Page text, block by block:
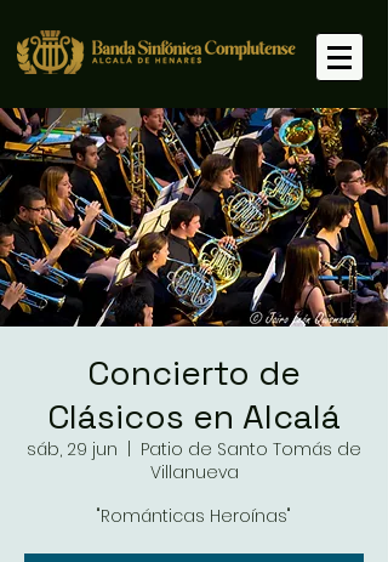
Concierto de
Clásicos en Alcalá
sáb, 29 jun
Patio de Santo Tomás de
Villanueva
"Románticas Heroínas"